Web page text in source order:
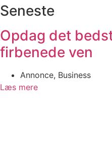
Seneste
Opdag det
firbenede ven
Annonce, Business
Læs mere